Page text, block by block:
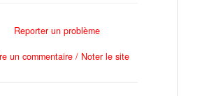
Reporter un problème
un commentaire / Noter le site